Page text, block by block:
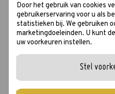
Door het gebruik van cookies
gebruikerservaring voor u als
statistieken bij. We gebruiken
marketingdoeleinden. U kunt
uw voorkeuren instellen.
Stel